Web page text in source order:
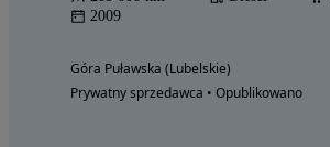
2009
Góra Puławska (Lubelskie)
Prywatny sprzedawca • Opublikowano